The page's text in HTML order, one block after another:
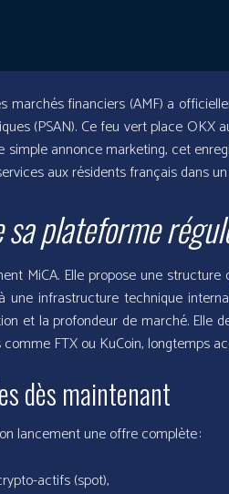
marchés financiers (AMF) a
(PSAN). Ce feu vert place
simple annonce marketing, cet
aux résidents français dans
sa plateforme
MiCA. Elle propose une
une infrastructure technique
et la profondeur de marché. Elle
FTX ou KuCoin, longtemps
dès maintenant
lancement une offre complète :
actifs (spot),